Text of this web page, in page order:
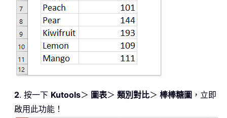
2. 按一下 Kutools＞ 圖表＞ 類別對比＞ 棒棒糖圖 ，立即
啟用此功能！